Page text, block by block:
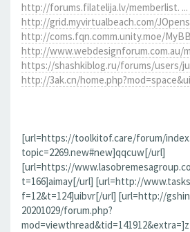
http://forums.filatelija.lv/memberlist. ...
http://grid.myvirtualbeach.com/
http://coms.fqn.comm.unity.moe/
http://www.webdesignforum.com.au/
https://shashkiblog.ru/forums/users/
http://3ak.cn/
[url=https://toolkitof.care/forum/
topic=2269.new#new]qqcuw[/url]
[url=https://
t=166]aimay[/url] [url=http://
f=12&t=124]uibvr[/url] [url=http://
20201029/forum.php?